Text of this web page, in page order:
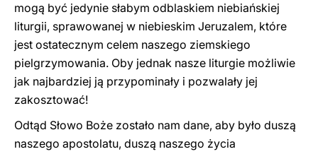
mogą być jedynie słabym odblaskiem niebiańskiej
liturgii, sprawowanej w niebieskim Jeruzalem, które
jest ostatecznym celem naszego ziemskiego
pielgrzymowania. Oby jednak nasze liturgie możliwie
jak najbardziej ją przypominały i pozwalały jej
zakosztować!
Odtąd Słowo Boże zostało nam dane, aby było duszą
naszego apostolatu, duszą naszego życia